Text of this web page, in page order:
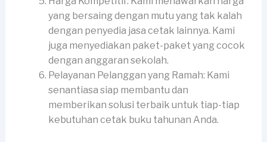
yang bersaing dengan mutu yang tak kalah
dengan penyedia jasa cetak lainnya. Kami
juga menyediakan paket-paket yang cocok
dengan anggaran sekolah.
Pelayanan Pelanggan yang Ramah: Kami
senantiasa siap membantu dan
memberikan solusi terbaik untuk tiap-tiap
kebutuhan cetak buku tahunan Anda.